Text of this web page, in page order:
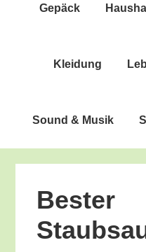
Gepäck
Klei­dung
Sound & Musik
Bes­ter